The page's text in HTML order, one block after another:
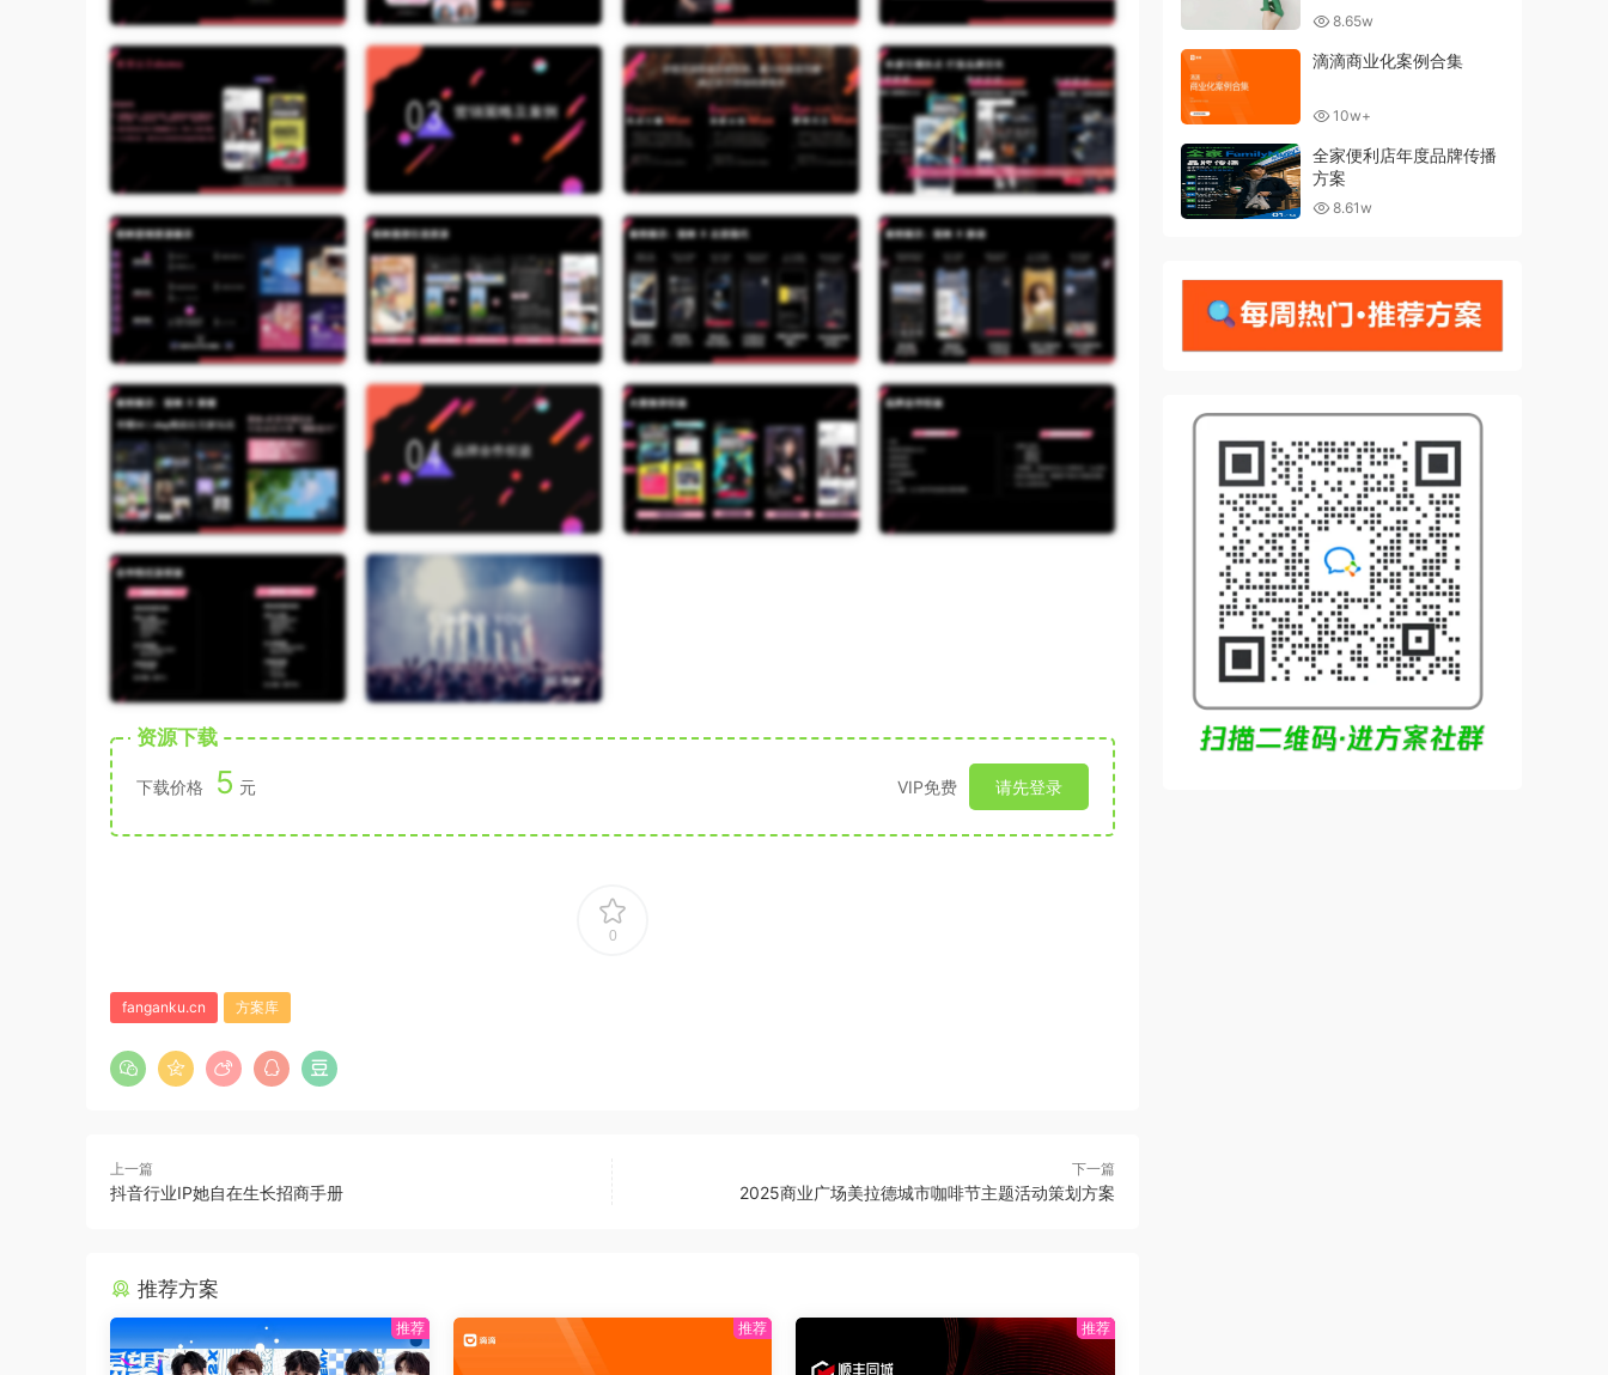
资源下载
下载价格 5 元 VIP免费 请先登录
0
fanganku.cn 方案库
上一篇
抖音行业IP她自在生长招商手册
下一篇
2025商业广场美拉德城市咖啡节主题活动策划方案
推荐方案
8.65w
滴滴商业化案例合集
10w+
全家便利店年度品牌传播
方案
8.61w